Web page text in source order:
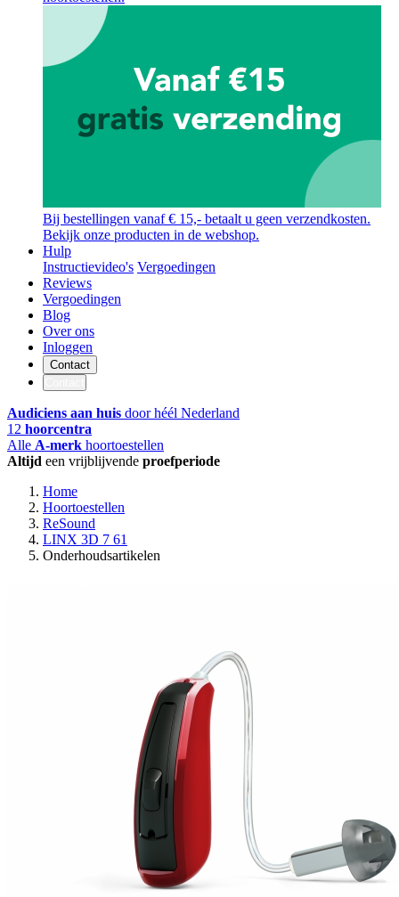
Bij bestellingen vanaf € 15,- betaalt u geen verzendkosten.
Bekijk onze producten in de webshop.
Hulp
Instructievideo's Vergoedingen
Reviews
Vergoedingen
Blog
Over ons
Inloggen
Contact
Audiciens aan huis door héél Nederland
12 hoorcentra
Alle A-merk hoortoestellen
Altijd een vrijblijvende proefperiode
Home
Hoortoestellen
ReSound
LINX 3D 7 61
Onderhoudsartikelen